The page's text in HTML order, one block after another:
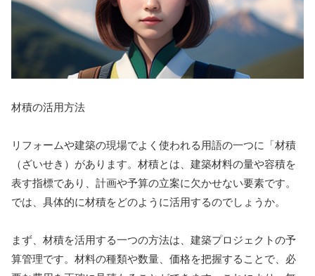
材積の活用方法
リフォームや建築の現場でよく使われる用語の一つに「材積
（ざいせき）があります。材積とは、建築材料の量や容積を
表す指標であり、計画や予算の立案に欠かせない要素です。
では、具体的に材積をどのように活用するのでしょうか。
まず、材積を活用する一つの方法は、建築プロジェクトの予
算管理です。材料の種類や数量、価格を把握することで、必